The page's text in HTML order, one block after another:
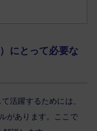
にとって必要な
活躍するためには、
があります。ここで